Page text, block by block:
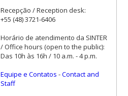
Recepção / Reception desk:
+55 (48) 3721-6406
Horário de atendimento da SINTER
/ Office hours (open to the public):
Das 10h às 16h / 10 a.m. - 4 p.m.
Equipe e Contatos -Contact and
Staff